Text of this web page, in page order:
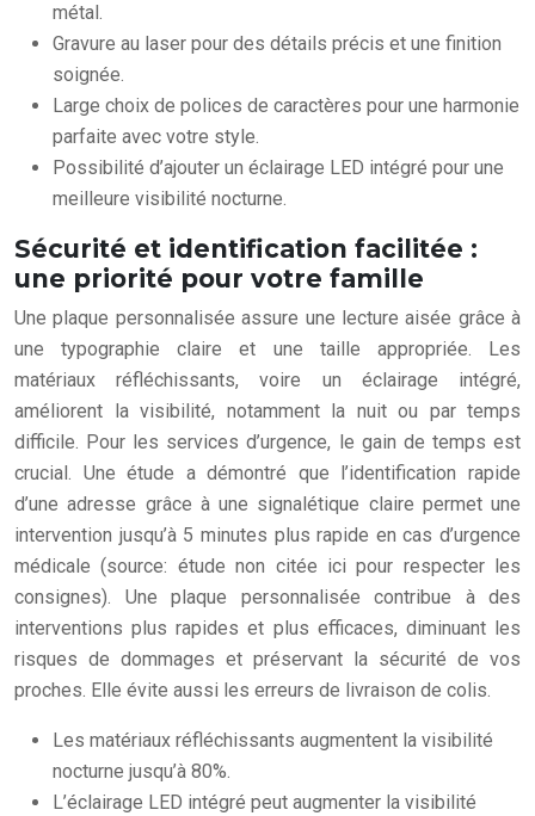
métal.
Gravure au laser pour des détails précis et une finition
soignée.
Large choix de polices de caractères pour une harmonie
parfaite avec votre style.
Possibilité d’ajouter un éclairage LED intégré pour une
meilleure visibilité nocturne.
Sécurité et identification facilitée :
une priorité pour votre famille
Une plaque personnalisée assure une lecture aisée grâce à
une typographie claire et une taille appropriée. Les
matériaux réfléchissants, voire un éclairage intégré,
améliorent la visibilité, notamment la nuit ou par temps
difficile. Pour les services d’urgence, le gain de temps est
crucial. Une étude a démontré que l’identification rapide
d’une adresse grâce à une signalétique claire permet une
intervention jusqu’à 5 minutes plus rapide en cas d’urgence
médicale (source: étude non citée ici pour respecter les
consignes). Une plaque personnalisée contribue à des
interventions plus rapides et plus efficaces, diminuant les
risques de dommages et préservant la sécurité de vos
proches. Elle évite aussi les erreurs de livraison de colis.
Les matériaux réfléchissants augmentent la visibilité
nocturne jusqu’à 80%.
L’éclairage LED intégré peut augmenter la visibilité